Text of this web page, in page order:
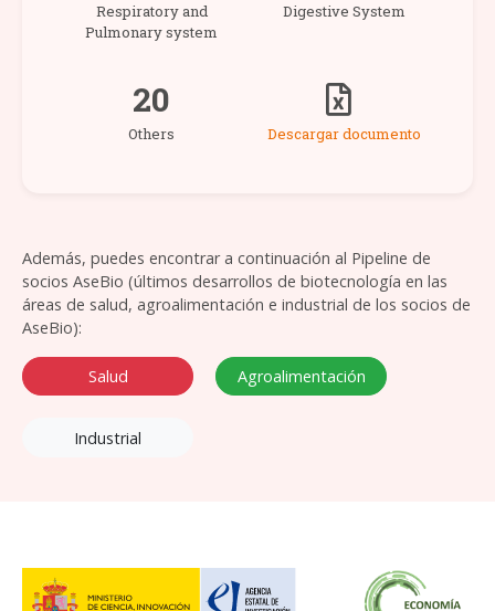
Respiratory and
Pulmonary system
Digestive System
20
Others Descargar documento
Además, puedes encontrar a continuación al Pipeline de
socios AseBio (últimos desarrollos de biotecnología en las
áreas de salud, agroalimentación e industrial de los socios de
AseBio):
Salud Agroalimentación
Industrial